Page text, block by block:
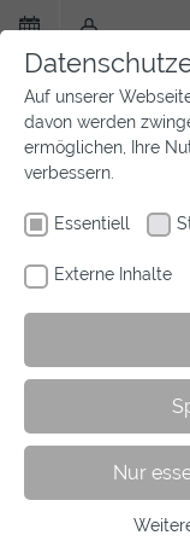
Zum
Hauptinhalt
springen
Sie
hier:
Westfalen
Auf unserer
davon werden
ermöglichen, Ihre
verbessern.
Essentiell
Externe Inhalte
Nur